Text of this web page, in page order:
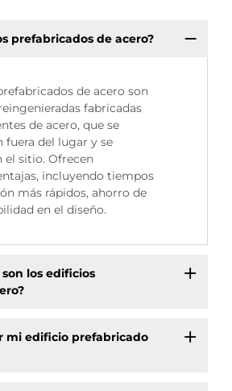
prefabricados de acero?
de acero son
fabricadas
de acero, que se
fuera del lugar y se
el sitio. Ofrecen
incluyendo tiempos
más rápidos, ahorro de
en el diseño.
los edificios
mi edificio prefabricado